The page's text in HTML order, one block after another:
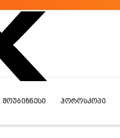
ᲨᲝᲣᲑᲘᲖᲜᲔᲡᲘ ᲰᲝᲠᲝᲡᲙᲝᲞᲘ